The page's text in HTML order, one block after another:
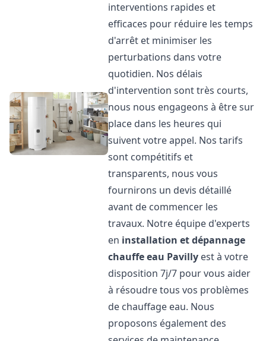
interventions rapides et
efficaces pour réduire les temps
d'arrêt et minimiser les
perturbations dans votre
quotidien. Nos délais
d'intervention sont très courts,
nous nous engageons à être sur
place dans les heures qui
suivent votre appel. Nos tarifs
sont compétitifs et
transparents, nous vous
fournirons un devis détaillé
avant de commencer les
travaux. Notre équipe d'experts
en installation et dépannage
chauffe eau Pavilly est à votre
disposition 7j/7 pour vous aider
à résoudre tous vos problèmes
de chauffage eau. Nous
proposons également des